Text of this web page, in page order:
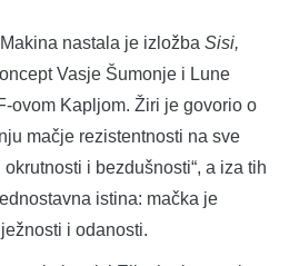
nastala je izložba Sisi,
Vasje Šumonje i Lune
ovom Kapljom. Žiri je govorio o
mačje rezistentnosti na sve
i bezdušnosti“, a iza tih
istina: mačka je
i odanosti.